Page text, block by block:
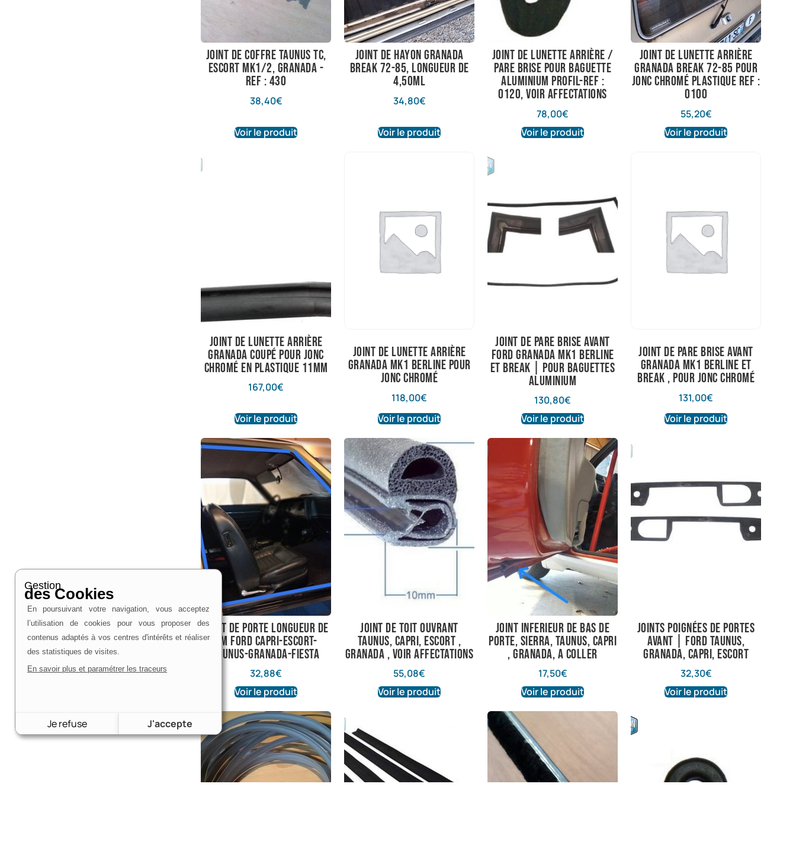
joint de coffre taunus TC,
escort mk1/2, granada -
ref : 430
38,40€
Voir le produit
joint de hayon granada
break 72-85, longueur de
4,50ml
34,80€
Voir le produit
joint de lunette arrière /
pare brise pour baguette
aluminium profil-ref :
0120, voir affectations
78,00€
Voir le produit
joint de lunette arrière
granada break 72-85 pour
jonc chromé plastique ref :
0100
55,20€
Voir le produit
joint de lunette arrière
granada coupé pour jonc
chromé en plastique 11mm
167,00€
Voir le produit
joint de lunette arrière
granada mk1 berline pour
jonc chromé
118,00€
Voir le produit
Joint de pare brise avant
Ford Granada Mk1 berline
et break | Pour baguettes
aluminium
130,80€
Voir le produit
joint de pare brise avant
granada mk1 berline et
break , pour jonc chromé
131,00€
Voir le produit
joint de porte longueur de
4m Ford Capri-Escort-
Taunus-Granada-Fiesta
32,88€
Voir le produit
joint de toit ouvrant
taunus, capri, escort ,
granada , voir affectations
55,08€
Voir le produit
joint inferieur de bas de
porte, sierra, taunus, capri
, granada, a coller
17,50€
Voir le produit
Joints poignées de portes
avant | Ford Taunus,
Granada, Capri, Escort
32,30€
Voir le produit
Gestion
des Cookies
En poursuivant votre navigation, vous acceptez
l’utilisation de cookies pour vous proposer des
contenus adaptés à vos centres d'intérêts et réaliser
des statistiques de visites.
En savoir plus et paramétrer les traceurs
Je refuse J'accepte